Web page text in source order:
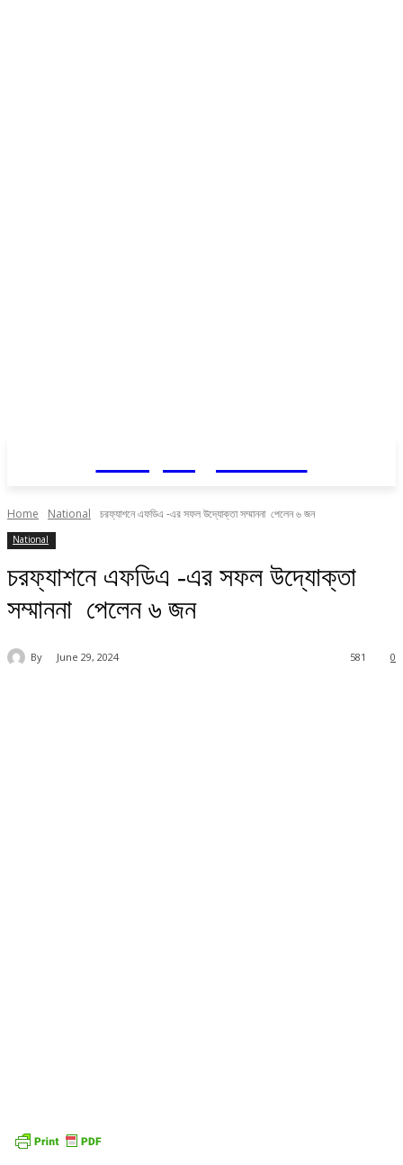
Home National চরফ্যাশনে এফডিএ -এর সফল উদ্যোক্তা সম্মাননা পেলেন ৬ জন
National
চরফ্যাশনে এফডিএ -এর সফল উদ্যোক্তা
সম্মাননা পেলেন ৬ জন
By June 29, 2024 0
581